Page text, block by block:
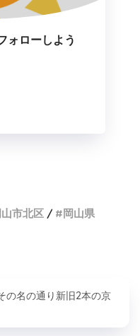
ォローしよう
市北区 岡山県
の名の通り新旧2本の京